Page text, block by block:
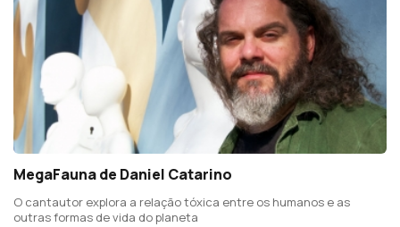
MegaFauna de Daniel Catarino
O cantautor explora a relação tóxica entre os humanos e as
outras formas de vida do planeta